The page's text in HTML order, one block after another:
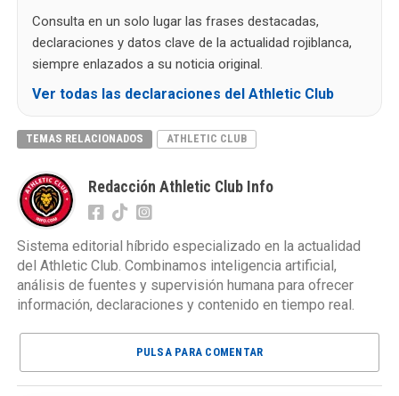
Consulta en un solo lugar las frases destacadas,
declaraciones y datos clave de la actualidad rojiblanca,
siempre enlazados a su noticia original.
Ver todas las declaraciones del Athletic Club
TEMAS RELACIONADOS ATHLETIC CLUB
Redacción Athletic Club Info
Sistema editorial híbrido especializado en la actualidad
del Athletic Club. Combinamos inteligencia artificial,
análisis de fuentes y supervisión humana para ofrecer
información, declaraciones y contenido en tiempo real.
PULSA PARA COMENTAR